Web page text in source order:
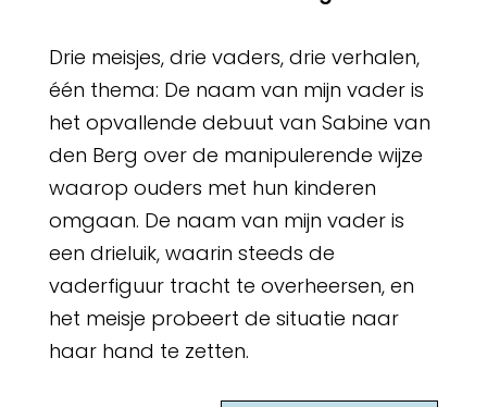
Drie meisjes, drie vaders, drie verhalen,
één thema: De naam van mijn vader is
het opvallende debuut van Sabine van
den Berg over de manipulerende wijze
waarop ouders met hun kinderen
omgaan. De naam van mijn vader is
een drieluik, waarin steeds de
vaderfiguur tracht te overheersen, en
het meisje probeert de situatie naar
haar hand te zetten.